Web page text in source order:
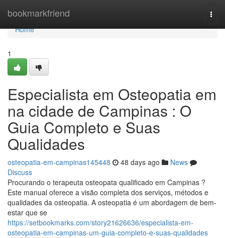
bookmarkfriend
Home
Home
1
Especialista em Osteopatia em
na cidade de Campinas : O
Guia Completo e Suas
Qualidades
osteopatia-em-campinas145448 48 days ago
News
Discuss
Procurando o terapeuta osteopata qualificado em Campinas ?
Este manual oferece a visão completa dos serviços, métodos e
qualidades da osteopatia. A osteopatia é um abordagem de bem-
estar que se
https://setbookmarks.com/story21626636/especialista-em-
osteopatia-em-campinas-um-guia-completo-e-suas-qualidades